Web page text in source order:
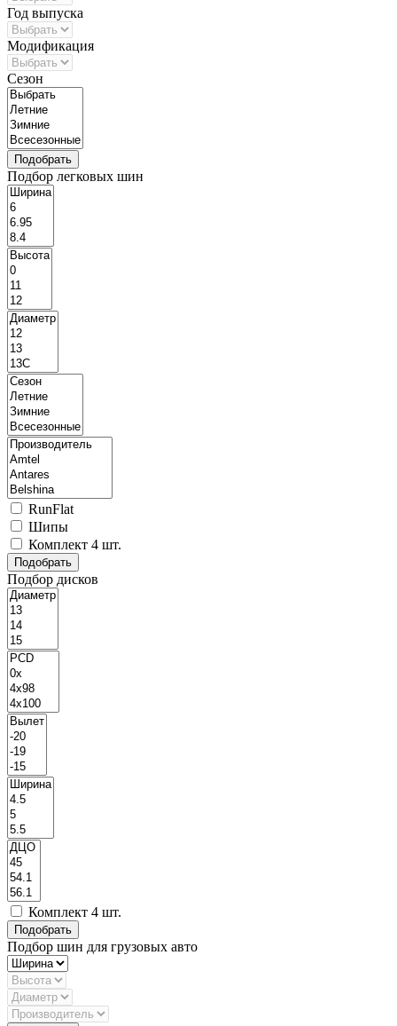
Год выпуска
Модификация
Сезон
Подбор легковых шин
RunFlat
Шипы
Комплект 4 шт.
Подбор дисков
Комплект 4 шт.
Подбор шин для грузовых авто